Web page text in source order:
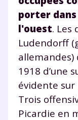
porter
l'ouest. Les
Ludendorff
allemandes)
1918 d’une
évidente
Trois
Picardie en